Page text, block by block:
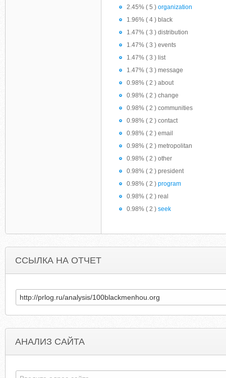
2.45% ( 5 ) organization
1.96% ( 4 ) black
1.47% ( 3 ) distribution
1.47% ( 3 ) events
1.47% ( 3 ) list
1.47% ( 3 ) message
0.98% ( 2 ) about
0.98% ( 2 ) change
0.98% ( 2 ) communities
0.98% ( 2 ) contact
0.98% ( 2 ) email
0.98% ( 2 ) metropolitan
0.98% ( 2 ) other
0.98% ( 2 ) president
0.98% ( 2 ) program
0.98% ( 2 ) real
0.98% ( 2 ) seek
ССЫЛКА НА ОТЧЕТ
АНАЛИЗ САЙТА